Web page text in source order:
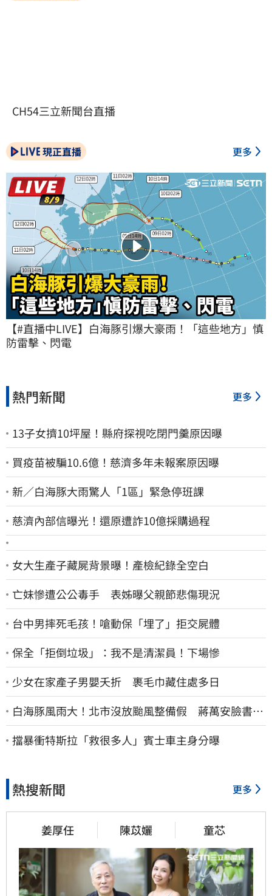
CH54三立新聞台直播
現正直播 更多
【#直播中LIVE】白海豚引爆大豪雨！「這些地方」慎
防雷擊、閃電
熱門新聞 更多
13子女擠10坪屋！縣府探視吃閉門羹原因曝
買疫苗被騙10.6億！慈濟多年未報案原因曝
新／白海豚大雨驚人「1區」緊急停班課
慈濟內部信曝光！還原遭詐10億採購過程
女大生產子藏屍背景曝！產檢紀錄全空白
亡妹慘遭公公毒手 表姊曝父親節悲傷現況
台中男摔死毛孩！嗆動保「埋了」拒交屍體
保全「拒倒垃圾」：我不是清潔員！下場慘
少女在家產子男嬰夭折 裹毛巾藏住處多日
白海豚風雨大！北市沒放颱風整備假 蔣萬安臉書遭
網友灌爆：標準在哪？
擋暴衝特斯拉「救很多人」賓士車主身分曝
熱搜新聞 更多
姜厚任 陳苡孋 童芯